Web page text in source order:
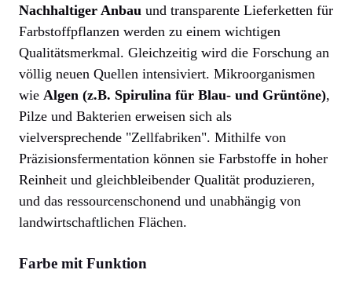
Nachhaltiger Anbau und transparente Lieferketten für
Farbstoffpflanzen werden zu einem wichtigen
Qualitätsmerkmal. Gleichzeitig wird die Forschung an
völlig neuen Quellen intensiviert. Mikroorganismen
wie Algen (z.B. Spirulina für Blau- und Grüntöne),
Pilze und Bakterien erweisen sich als
vielversprechende "Zellfabriken". Mithilfe von
Präzisionsfermentation können sie Farbstoffe in hoher
Reinheit und gleichbleibender Qualität produzieren,
und das ressourcenschonend und unabhängig von
landwirtschaftlichen Flächen.
Farbe mit Funktion